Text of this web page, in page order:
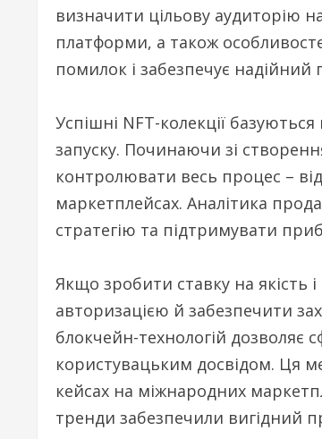
визначити цільову аудиторію
платформи, а також
помилок і забезпечує надійний
Успішні NFT-колекції
запуску. Починаючи зі
контролювати весь процес –
маркетплейсах. Аналітика
стратегію та підтримувати
Якщо зробити ставку на
авторизацією й забезпечити
блокчейн-технологій дозволяє
користувацьким досвідом. Ця
кейсах на міжнародних
тренди забезпечили вигідний